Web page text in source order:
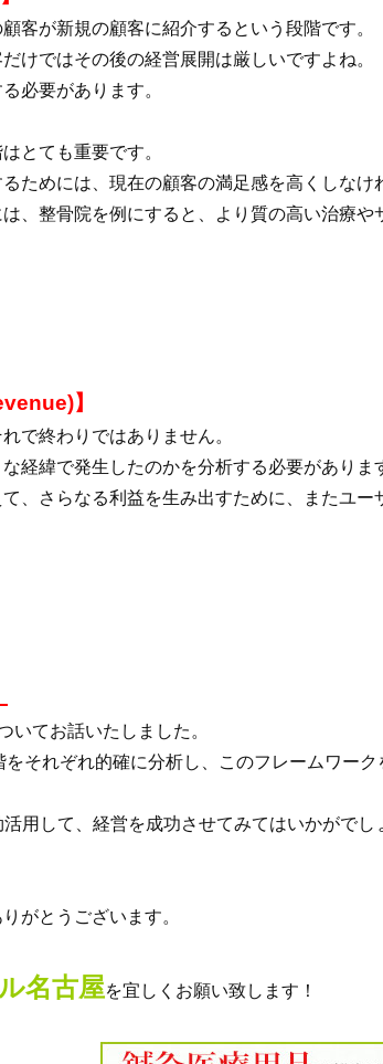
客が新規の顧客に紹介するという段階です。
けではその後の経営展開は厳しいですよね。
必要があります。
とても重要です。
ためには、現在の顧客の満足感を高くしなけ
、整骨院を例にすると、より質の高い治療
】
で終わりではありません。
経緯で発生したのかを分析する必要がありま
、さらなる利益を生み出すために、またユー
いてお話いたしました。
それぞれ的確に分析し、このフレームワー
用して、経営を成功させてみてはいかがでし
がとうございます。
名古屋を宜しくお願い致します！